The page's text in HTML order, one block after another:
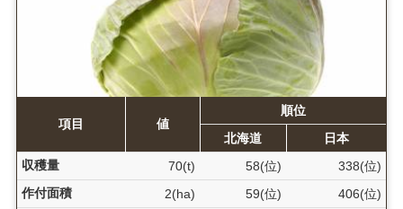
項目 値
順位
北海道
日本
収穫量
70(t) 58(位)
338(位)
作付面積
2(ha) 59(位)
406(位)